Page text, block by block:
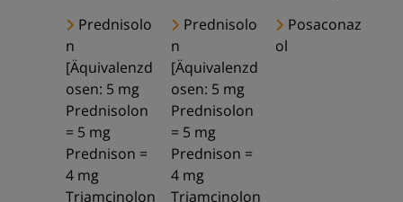
Prednisolo
n
[Äquivalenzd
osen: 5 mg
Prednisolon
= 5 mg
Prednison =
4 mg
Triamcinolon
Prednisolo
n
[Äquivalenzd
osen: 5 mg
Prednisolon
= 5 mg
Prednison =
4 mg
Triamcinolon
Posaconaz
ol